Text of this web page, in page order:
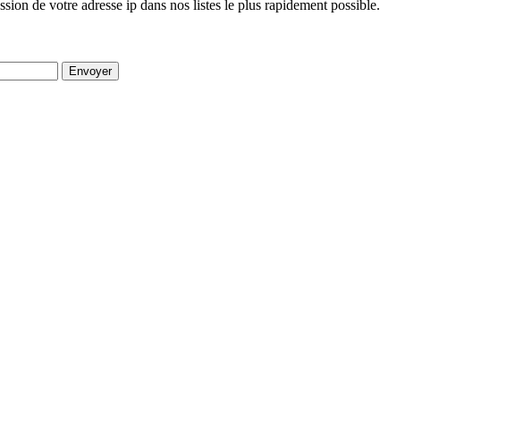
de votre adresse ip dans nos listes le plus rapidement possible.